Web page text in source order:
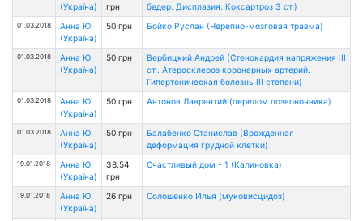
(Україна)
грн
бедер. Дисплазия. Коксартроз 3 ст.)
01.03.2018
Анна Ю.
(Україна)
50 грн Бойко Руслан (Черепно-мозговая травма)
01.03.2018
Анна Ю.
(Україна)
50 грн
Вербицкий Андрей (Стенокардия напряжения ІІІ
ст.. Атеросклероз коронарных артерий.
Гипертоническая болезнь ІІІ степени)
01.03.2018
Анна Ю.
(Україна)
50 грн Антонов Лаврентий (перелом позвоночника)
01.03.2018
Анна Ю.
(Україна)
50 грн
Балабенко Станислав (Врожденная
деформация грудной клетки)
19.01.2018
Анна Ю.
(Україна)
38.54
грн
Счастливый дом - 1 (Калиновка)
19.01.2018
Анна Ю.
(Україна)
26 грн Солошенко Илья (муковисцидоз)